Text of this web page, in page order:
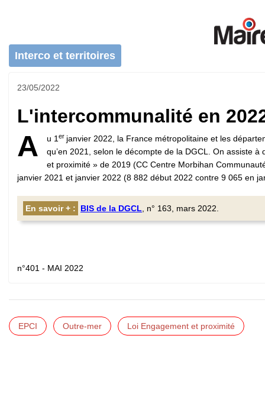
Interco et territoires
23/05/2022
L'intercommunalité en
A u 1 er janvier 2022, la France métropolitaine et les
qu’en 2021, selon le décompte de la DGCL. On assiste
et proximité » de 2019 (CC Centre Morbihan
janvier 2021 et janvier 2022 (8 882 début 2022 contre 9 065 en
En savoir + : BIS de la DGCL , n° 163, mars 2022.
n°401 - MAI 2022
EPCI Outre-mer Loi Engagement et proximité